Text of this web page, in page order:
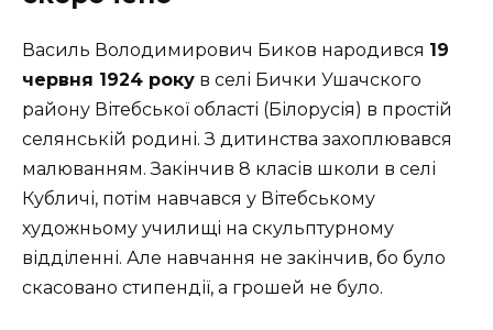
Василь Володимирович Биков народився 19
червня 1924 року в селі Бички Ушачского
району Вітебської області (Білорусія) в простій
селянській родині. З дитинства захоплювався
малюванням. Закінчив 8 класів школи в селі
Кубличі, потім навчався у Вітебському
художньому училищі на скульптурному
відділенні. Але навчання не закінчив, бо було
скасовано стипендії, а грошей не було.